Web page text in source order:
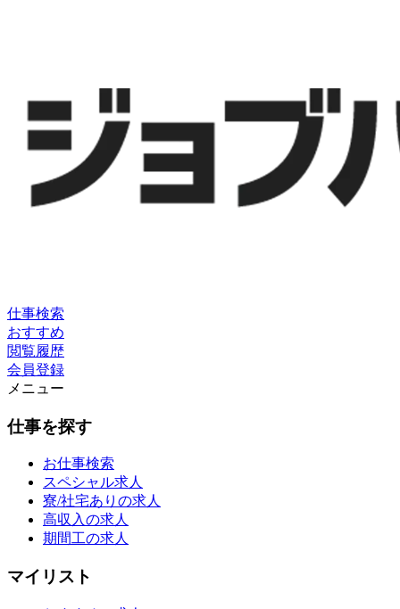
仕事検索
おすすめ
閲覧履歴
会員登録
メニュー
仕事を探す
お仕事検索
スペシャル求人
寮/社宅ありの求人
高収入の求人
期間工の求人
マイリスト